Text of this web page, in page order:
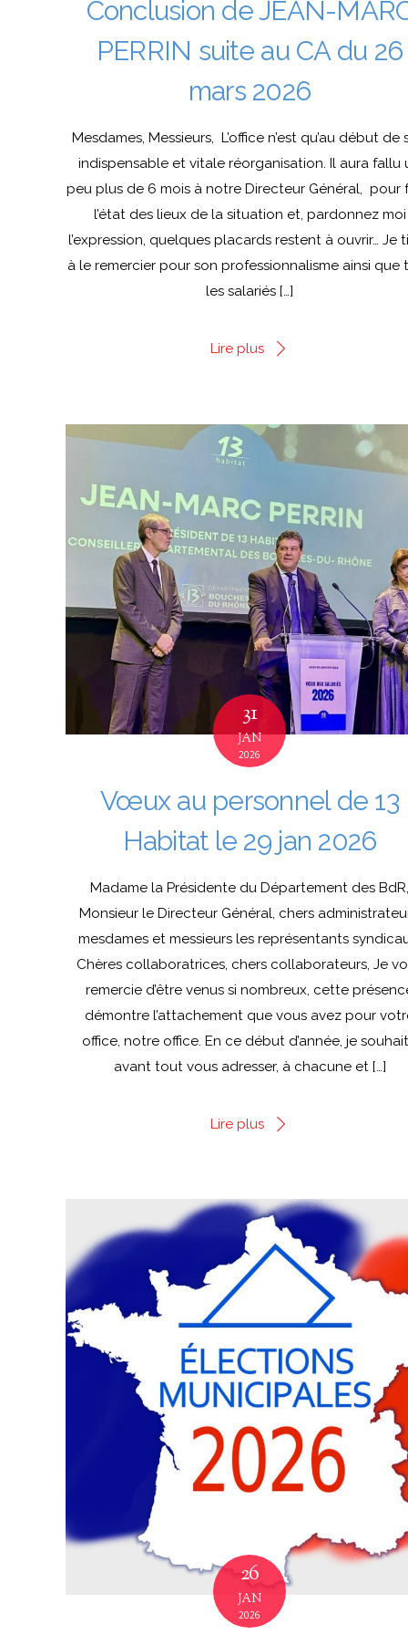
Conclusion de JEAN-
PERRIN suite au CA du 26
mars 2026
Mesdames, Messieurs, L’office n’est qu’au début de
indispensable et vitale réorganisation. Il aura fallu
peu plus de 6 mois à notre Directeur Général, pour
l’état des lieux de la situation et, pardonnez moi
l’expression, quelques placards restent à ouvrir… Je
à le remercier pour son professionnalisme ainsi que
les salariés […]
Lire plus
31
JAN
2026
Vœux au personnel de 13
Habitat le 29 jan 2026
Madame la Présidente du Département des BdR,
Monsieur le Directeur Général, chers
mesdames et messieurs les représentants
Chères collaboratrices, chers collaborateurs, Je
remercie d’être venus si nombreux, cette
démontre l’attachement que vous avez pour
office, notre office. En ce début d’année, je
avant tout vous adresser, à chacune et […]
Lire plus
26
JAN
2026